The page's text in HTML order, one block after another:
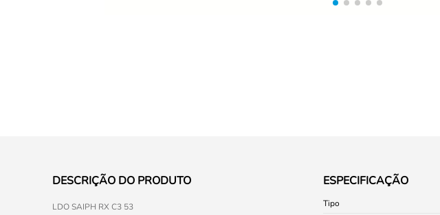
DESCRIÇÃO DO PRODUTO
LDO SAIPH RX C3 53
ESPECIFICAÇÃO
Tipo